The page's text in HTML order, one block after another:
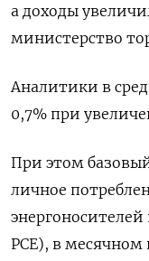
а доходы
министерство
Аналитики в
0,7% при
При этом
личное
PCE), в